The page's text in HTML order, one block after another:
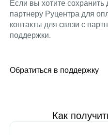
Если вы хотите
партнеру Руцентра для
контакты для связи с
поддержки.
Обратиться в поддержку
Как